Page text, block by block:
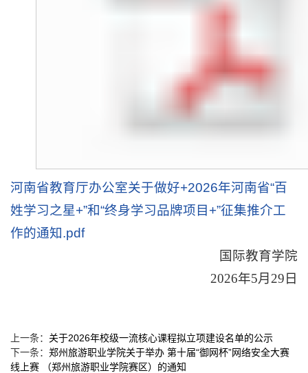
河南省教育厅办公室关于做好+2026年河南省“百
姓学习之星+”和“终身学习品牌项目+”征集推介工
作的通知.pdf
国际教育学院
2026年5月29日
上一条： 关于2026年校级一流核心课程拟立项建设名单的公示
下一条： 郑州旅游职业学院关于举办 第十届“御网杯”网络安全大赛
线上赛 （郑州旅游职业学院赛区）的通知